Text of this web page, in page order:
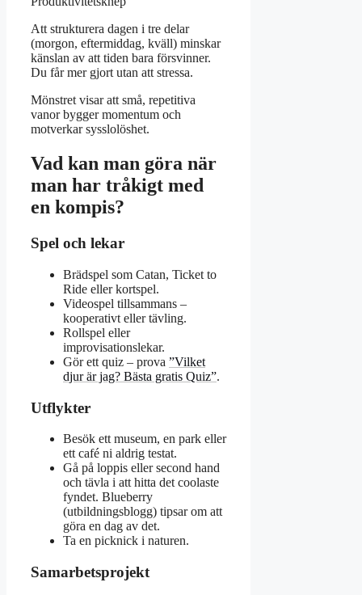
Att strukturera dagen i tre delar
(morgon, eftermiddag, kväll) minskar
känslan av att tiden bara försvinner.
Du får mer gjort utan att stressa.
Mönstret visar att små, repetitiva
vanor bygger momentum och
motverkar sysslolöshet.
Vad kan man göra när
man har tråkigt med
en kompis?
Spel och lekar
Brädspel som Catan, Ticket to
Ride eller kortspel.
Videospel tillsammans –
kooperativt eller tävling.
Rollspel eller
improvisationslekar.
Gör ett quiz – prova ”Vilket
djur är jag? Bästa gratis Quiz”.
Utflykter
Besök ett museum, en park eller
ett café ni aldrig testat.
Gå på loppis eller second hand
och tävla i att hitta det coolaste
fyndet. Blueberry
(utbildningsblogg) tipsar om att
göra en dag av det.
Ta en picknick i naturen.
Samarbetsprojekt